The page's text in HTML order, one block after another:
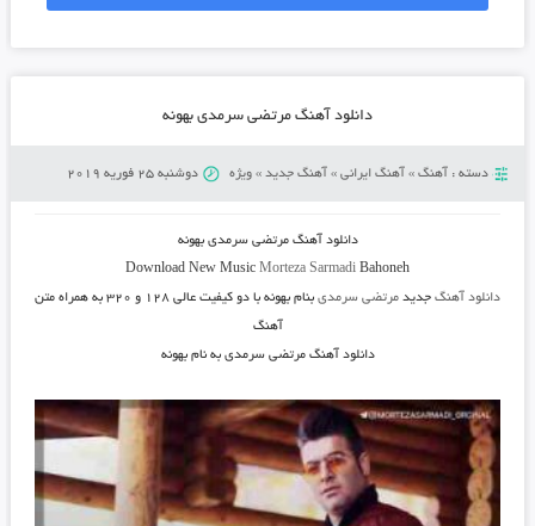
دانلود آهنگ مرتضی سرمدی بهونه
دسته : آهنگ» آهنگ ایرانی» آهنگ جدید» ویژه دوشنبه 25 فوریه 2019
دانلود آهنگ مرتضی سرمدی بهونه
Download New MusicMorteza Sarmadi Bahoneh
دانلود آهنگجدید مرتضی سرمدیبنام بهونه
با دو کیفیت عالی ۱۲۸ و ۳۲۰ به همراه متن
آهنگ
دانلود آهنگ مرتضی سرمدی به نام بهونه